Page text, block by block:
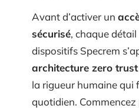
Avant d’activer un
sécurisé, chaque
dispositifs Specrem
architecture zero trust
la rigueur humaine qui
quotidien. Commencez